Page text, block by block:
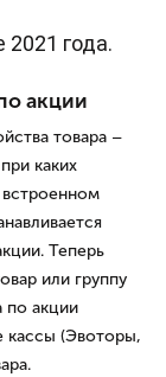
года.
акции
товара –
каких
Теперь
или группу
по акции
кассы (Эвоторы,